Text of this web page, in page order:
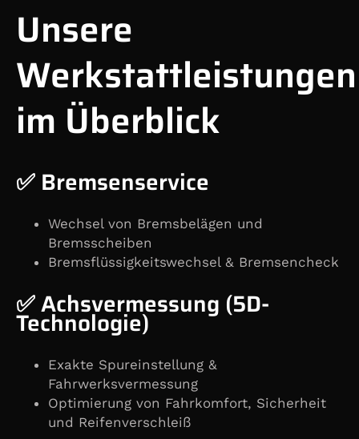
Unsere
Werkstattleistungen
im Überblick
✅ Bremsenservice
Wechsel von Bremsbelägen und
Bremsscheiben
Bremsflüssigkeitswechsel & Bremsencheck
✅ Achsvermessung (5D-
Technologie)
Exakte Spureinstellung &
Fahrwerksvermessung
Optimierung von Fahrkomfort, Sicherheit
und Reifenverschleiß